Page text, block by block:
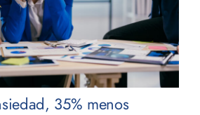
35% menos